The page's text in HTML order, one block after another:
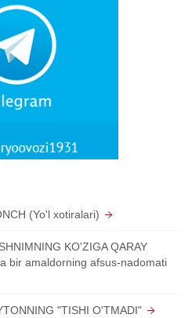
(Yo'l xotiralari)
KO'ZIGA QARAY
bir amaldorning afsus-nadomati
"TISHI O'TMADI"